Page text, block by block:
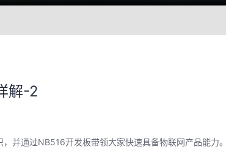
解-2
并通过NB516开发板带领大家快速具备物联网产品能力。